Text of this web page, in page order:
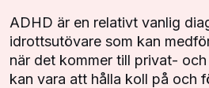
ADHD är en relativt vanlig
idrottsutövare som kan
när det kommer till privat-
kan vara att hålla koll på och